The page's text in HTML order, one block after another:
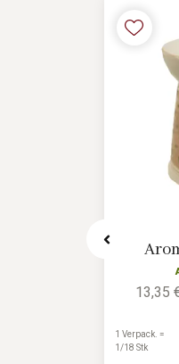
13,35
1 Verpack. =
1/18 Stk